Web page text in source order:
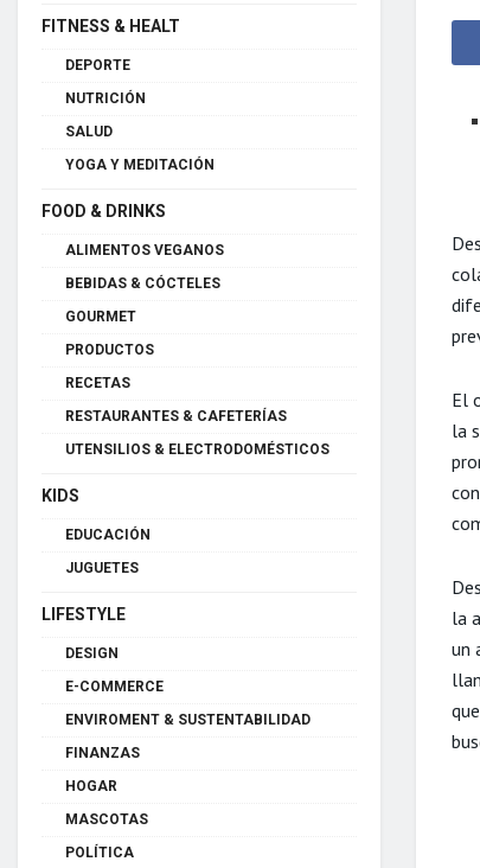
El
la
la
un
FITNESS & HEALT
DEPORTE
NUTRICIÓN
SALUD
YOGA Y MEDITACIÓN
FOOD & DRINKS
ALIMENTOS VEGANOS
BEBIDAS & CÓCTELES
GOURMET
PRODUCTOS
RECETAS
RESTAURANTES & CAFETERÍAS
UTENSILIOS & ELECTRODOMÉSTICOS
KIDS
EDUCACIÓN
JUGUETES
LIFESTYLE
DESIGN
E-COMMERCE
ENVIROMENT & SUSTENTABILIDAD
FINANZAS
HOGAR
MASCOTAS
POLÍTICA